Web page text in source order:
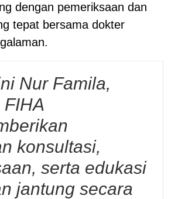
dengan pemeriksaan dan
tepat bersama dokter
Nur Famila,
konsultasi,
serta edukasi
jantung secara